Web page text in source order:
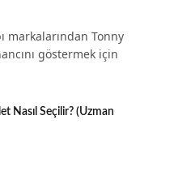
markalarından Tonny
göstermek için
Nasıl Seçilir? (Uzman